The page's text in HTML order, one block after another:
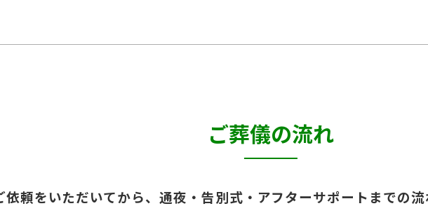
ご葬儀の流れ
依頼をいただいてから、通夜・告別式・アフターサポートまでの